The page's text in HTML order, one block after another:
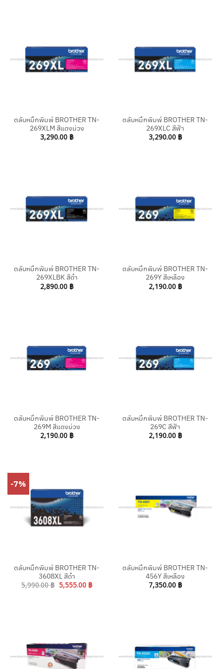
ตลับหมึกพิมพ์ BROTHER TN-
269XLM สีแดงม่วง
3,290.00 ฿
ตลับหมึกพิมพ์ BROTHER TN-
269XLC สีฟ้า
3,290.00 ฿
ตลับหมึกพิมพ์ BROTHER TN-
269XLBK สีดำ
2,890.00 ฿
ตลับหมึกพิมพ์ BROTHER TN-
269Y สีเหลือง
2,190.00 ฿
ตลับหมึกพิมพ์ BROTHER TN-
269M สีแดงม่วง
2,190.00 ฿
ตลับหมึกพิมพ์ BROTHER TN-
269C สีฟ้า
2,190.00 ฿
-7%
ตลับหมึกพิมพ์ BROTHER TN-
3608XL สีดำ
5,990.00฿ Original
price
5,555.00 ฿Current
price
ตลับหมึกพิมพ์ BROTHER TN-
456Y สีเหลือง
7,350.00 ฿